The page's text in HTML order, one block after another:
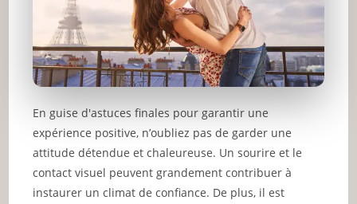
En guise d'astuces finales pour garantir une
expérience positive, n’oubliez pas de garder une
attitude détendue et chaleureuse. Un sourire et le
contact visuel peuvent grandement contribuer à
instaurer un climat de confiance. De plus, il est